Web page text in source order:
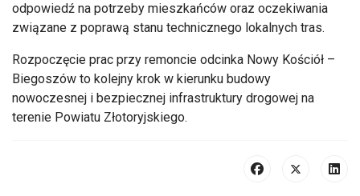
odpowiedź na potrzeby mieszkańców oraz oczekiwania
związane z poprawą stanu technicznego lokalnych tras.
Rozpoczęcie prac przy remoncie odcinka Nowy Kościół –
Biegoszów to kolejny krok w kierunku budowy
nowoczesnej i bezpiecznej infrastruktury drogowej na
terenie Powiatu Złotoryjskiego.